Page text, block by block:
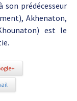
son prédécesseur
Akhenaton,
est le